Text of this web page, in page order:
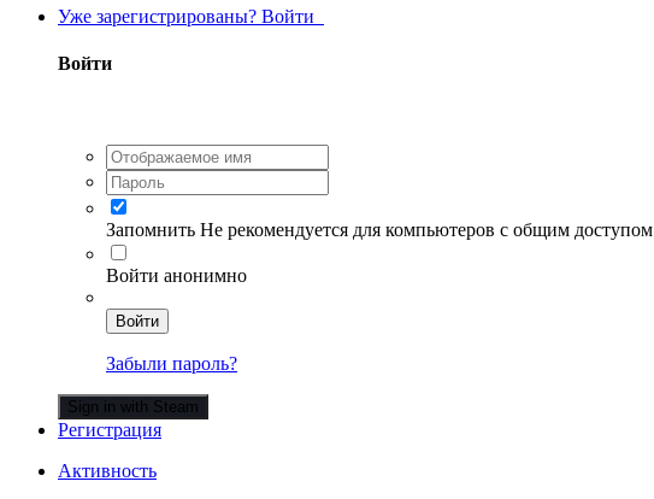
Уже зарегистрированы? Войти
Войти
Запомнить Не рекомендуется для компьютеров с общим доступом
Войти анонимно
Войти
Забыли пароль?
Sign in with Steam
Регистрация
Активность